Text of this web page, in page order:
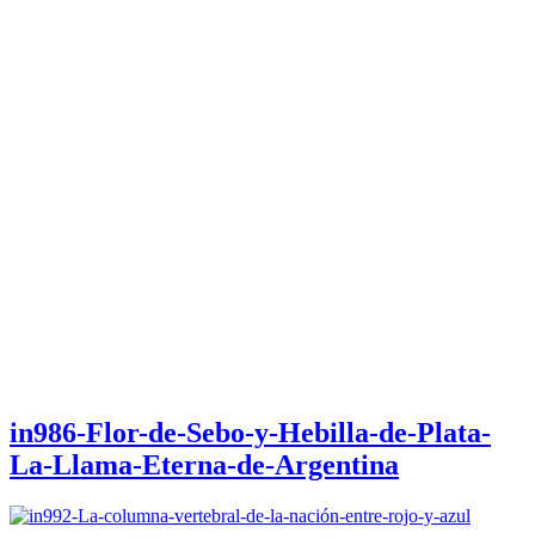
in986-Flor-de-Sebo-y-Hebilla-de-Plata-
La-Llama-Eterna-de-Argentina